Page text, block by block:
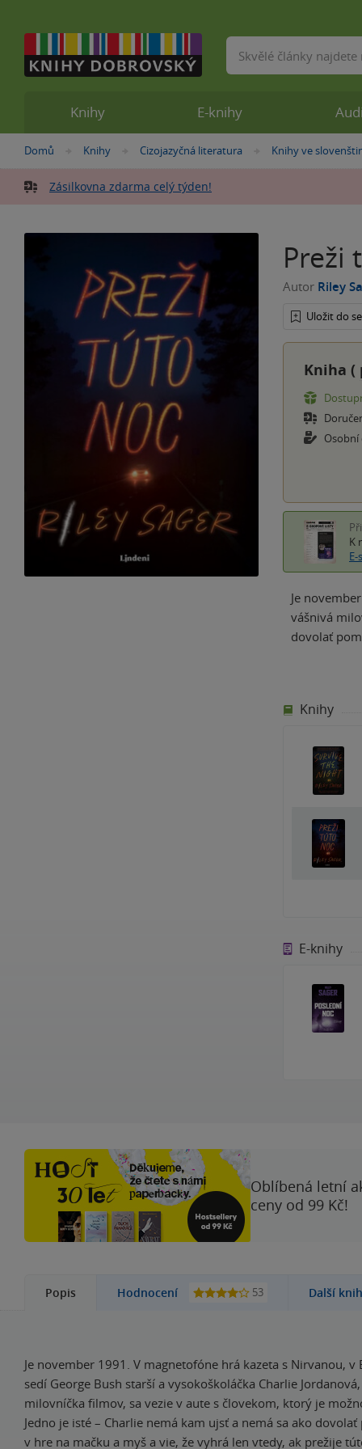
Nacházíte
zde:
Domů »
Knihy »
Cizojazyčná literatura »
Knihy ve
Zásilkovna zdarma celý týden!
Preži
Autor Riley
Uložit do
Kniha (
K
Je
vášnivá
dovolať
Knihy
E-knihy
Oblíbená letní
ceny od 99 Kč!
Popis Hodnocení 53 Další
Je november 1991. V magnetofóne hrá kazeta s Nirvanou,
sedí George Bush starší a vysokoškoláčka Charlie
milovníčka filmov, sa vezie v aute s človekom, ktorý je
Jedno je isté – Charlie nemá kam ujsť a nemá sa ako
v hre na mačku a myš a vie, že vyhrá len vtedy, ak prežije
Knihy E-knihy
Vyhledávání